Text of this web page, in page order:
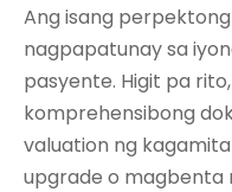
Ang isang
nagpapatunay sa
pasyente. Higit pa
komprehensibong
valuation ng
upgrade o magbenta